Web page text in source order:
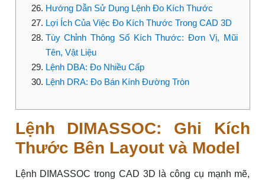
Hướng Dẫn Sử Dụng Lệnh Đo Kích Thước
Lợi Ích Của Việc Đo Kích Thước Trong CAD 3D
Tùy Chỉnh Thông Số Kích Thước: Đơn Vị, Mũi
Tên, Vật Liệu
Lệnh DBA: Đo Nhiều Cấp
Lệnh DRA: Đo Bán Kính Đường Tròn
Lệnh DIMASSOC: Ghi Kích
Thước Bên Layout và Model
Lệnh DIMASSOC trong CAD 3D là công cụ mạnh mẽ,